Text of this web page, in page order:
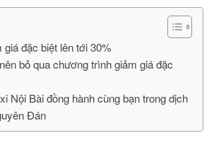
đặc biệt lên tới 30%
bỏ qua chương trình giảm giá đặc
Nội Bài đồng hành cùng bạn trong dịch
Đán